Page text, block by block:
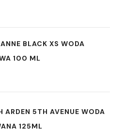
BLACK XS WODA
100 ML
ARDEN 5TH AVENUE WODA
125ML